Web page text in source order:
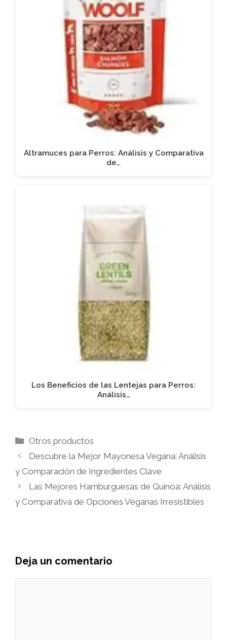
Altramuces para Perros: Análisis y Comparativa
de…
Los Beneficios de las Lentejas para Perros:
Análisis…
Categorías
Otros productos
Descubre la Mejor Mayonesa Vegana: Análisis
y Comparación de Ingredientes Clave
Las Mejores Hamburguesas de Quinoa: Análisis
y Comparativa de Opciones Veganas Irresistibles
Deja un comentario